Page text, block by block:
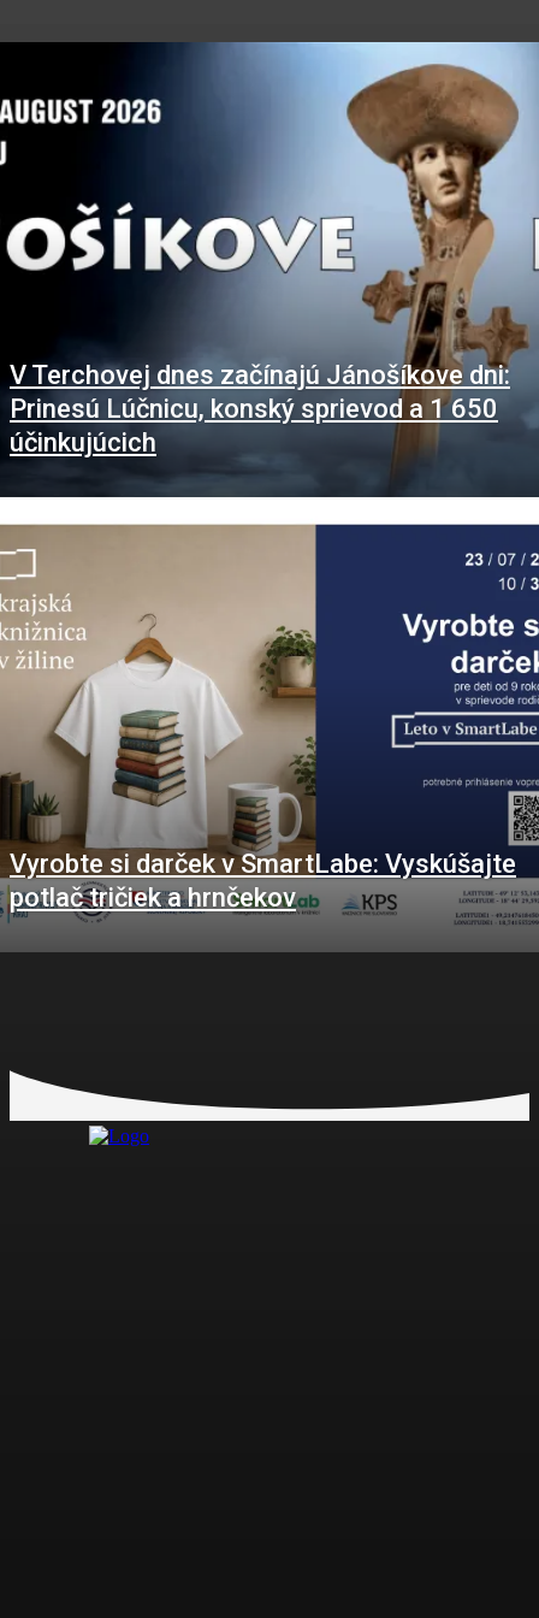
V Terchovej dnes začínajú Jánošíkove dni:
Prinesú Lúčnicu, konský sprievod a 1 650
účinkujúcich
Vyrobte si darček v SmartLabe: Vyskúšajte
potlač tričiek a hrnčekov